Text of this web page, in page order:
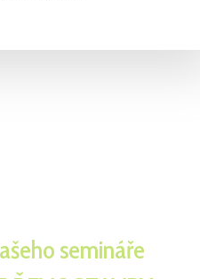
semináře